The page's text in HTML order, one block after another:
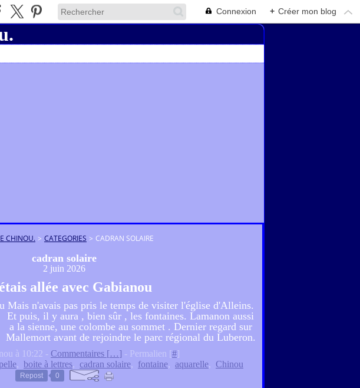
Connexion + Créer mon blog
CHINOU. > CATEGORIES > CADRAN SOLAIRE
cadran solaire
2 juin 2026
allée avec Gabianou
Mais n'avais pas pris le temps de visiter l'église d'Alleins.
Et puis, il y aura , bien sûr , les fontaines. Lamanon aussi
a la sienne, une colombe au sommet . Dernier regard sur
Mallemort avant de rejoindre le parc régional du Luberon.
à 10:22 - Commentaires […] - Permalien [#]
, boite à lettres, cadran solaire, fontaine, aquarelle, Chinou
Repost 0